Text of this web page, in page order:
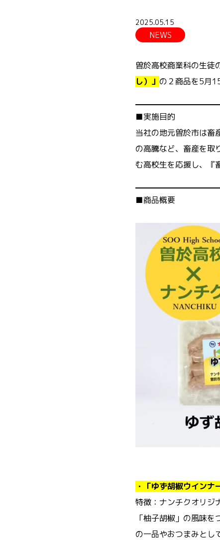
2025.05.15
NEWS
曽於高校商業科の生徒
し）」 の２商品を5月
■実施目的
当社の地元曽於市は畜
の高騰など、畜産を取
む高校生を応援し、『
■商品概要
・「ゆず胡椒ウインナ
特徴：ナンチクオリジ
「柚子胡椒」の風味
の一品やおつまみとし